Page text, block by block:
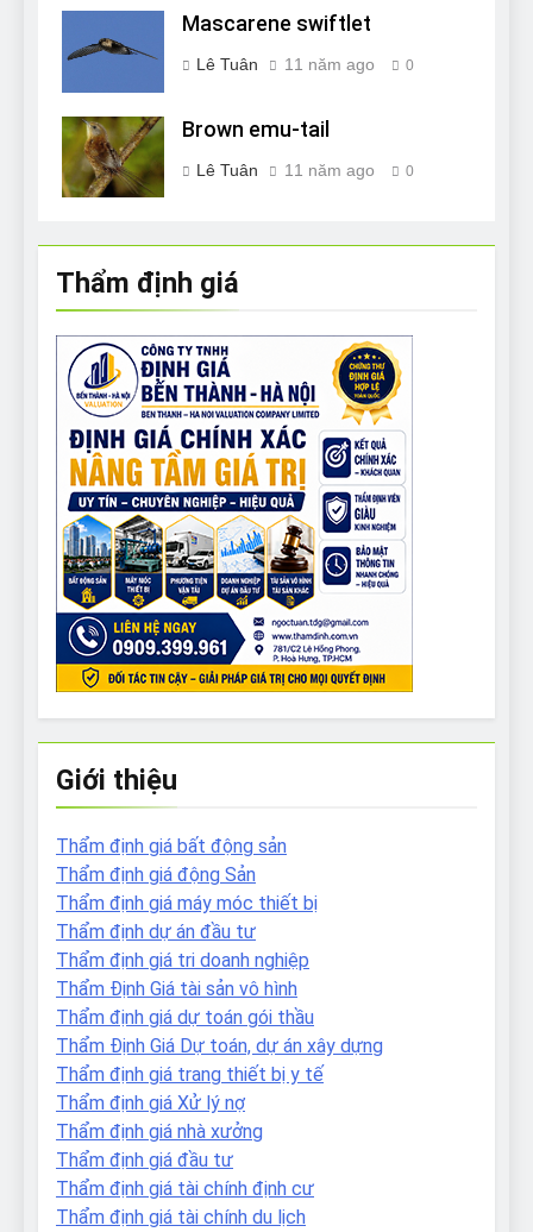
Mascarene swiftlet
Lê Tuân 11 năm ago 0
Brown emu-tail
Lê Tuân 11 năm ago 0
Thẩm định giá
Giới thiệu
Thẩm định giá bất động sản
Thẩm định giá động Sản
Thẩm định giá máy móc thiết bị
Thẩm định dự án đầu tư
Thẩm định giá tri doanh nghiệp
Thẩm Định Giá tài sản vô hình
Thẩm định giá dự toán gói thầu
Thẩm Định Giá Dự toán, dự án xây dựng
Thẩm định giá trang thiết bị y tế
Thẩm định giá Xử lý nợ
Thẩm định giá nhà xưởng
Thẩm định giá đầu tư
Thẩm định giá tài chính định cư
Thẩm định giá tài chính du lịch